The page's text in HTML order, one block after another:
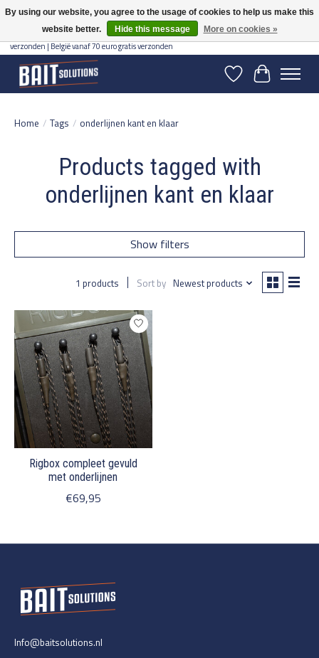
Gratis verzending vanaf 50 euro binnen NL | Op voorraad binnen 2-5 werkdagen
verzonden | België vanaf 70 euro gratis verzonden
WishlistCart
Home / Tags / onderlijnen kant en klaar
Products tagged with
onderlijnen kant en klaar
Show filters
1 products Sort by Newest products
Rigbox compleet gevuld
met onderlijnen
€69,95
Info@baitsolutions.nl
By using our website, you agree to the usage of cookies to help us make this
website better.
Hide this message More on cookies »